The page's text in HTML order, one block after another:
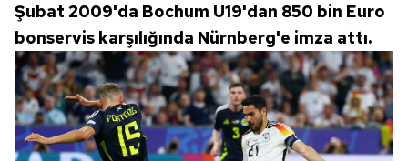
Şubat 2009'da Bochum U19'dan 850 bin Euro
bonservis karşılığında Nürnberg'e imza attı.